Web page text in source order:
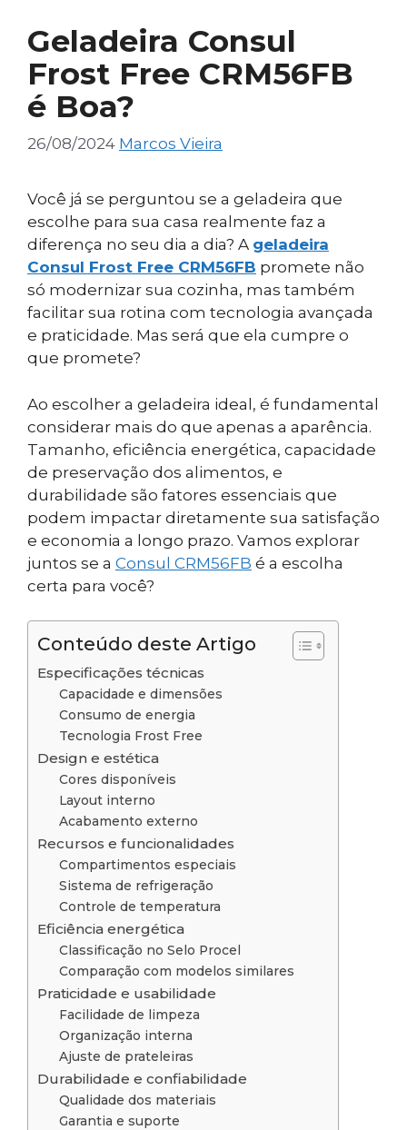
Geladeira Consul
Frost Free CRM56FB
é Boa?
26/08/2024 Marcos Vieira
Você já se perguntou se a geladeira que
escolhe para sua casa realmente faz a
diferença no seu dia a dia? A geladeira
Consul Frost Free CRM56FB promete não
só modernizar sua cozinha, mas também
facilitar sua rotina com tecnologia avançada
e praticidade. Mas será que ela cumpre o
que promete?
Ao escolher a geladeira ideal, é fundamental
considerar mais do que apenas a aparência.
Tamanho, eficiência energética, capacidade
de preservação dos alimentos, e
durabilidade são fatores essenciais que
podem impactar diretamente sua satisfação
e economia a longo prazo. Vamos explorar
juntos se a Consul CRM56FB é a escolha
certa para você?
Conteúdo deste Artigo
Especificações técnicas
Capacidade e dimensões
Consumo de energia
Tecnologia Frost Free
Design e estética
Cores disponíveis
Layout interno
Acabamento externo
Recursos e funcionalidades
Compartimentos especiais
Sistema de refrigeração
Controle de temperatura
Eficiência energética
Classificação no Selo Procel
Comparação com modelos similares
Praticidade e usabilidade
Facilidade de limpeza
Organização interna
Ajuste de prateleiras
Durabilidade e confiabilidade
Qualidade dos materiais
Garantia e suporte